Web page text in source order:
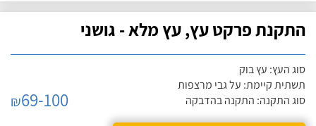
התקנת פרקט עץ, עץ מלא - גושני
סוג העץ: עץ בוק
תשתית קיימת: על גבי מרצפות
סוג התקנה: התקנה בהדבקה
₪69-100